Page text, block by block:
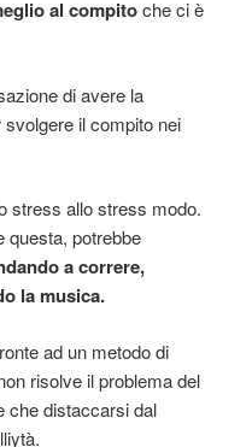
al compitoche ci è
di avere la
il compito nei
stress allo stress modo.
questa, potrebbe
a correre,
la musica.
ad un metodo di
risolve il problema del
che distaccarsi dal